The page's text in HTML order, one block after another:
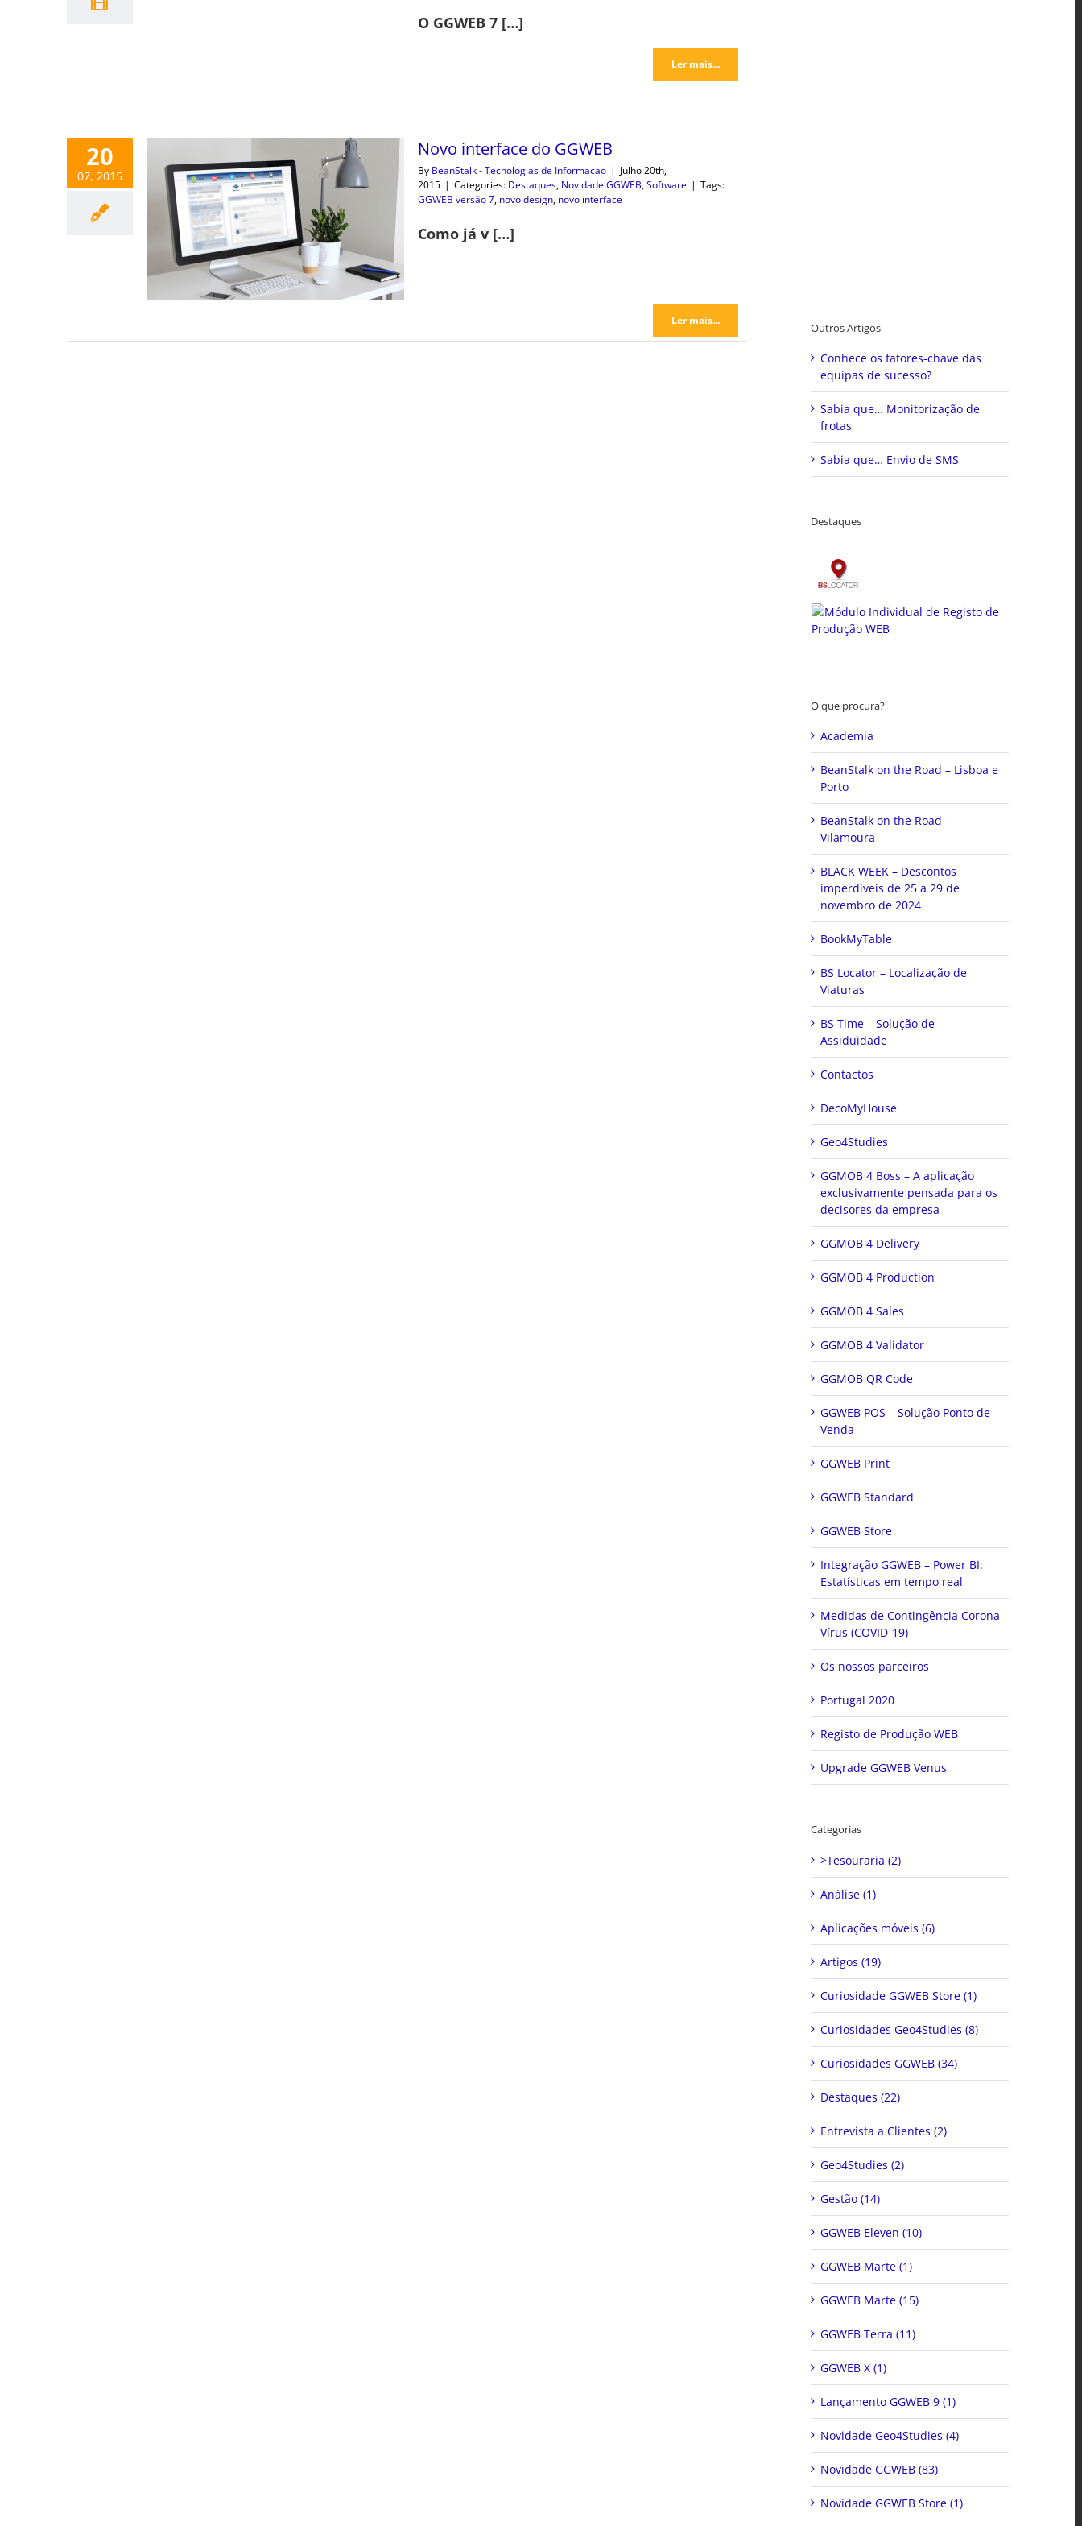
O GGWEB 7 […]
Ler mais...
20
07, 2015
Novo interface do GGWEB
By BeanStalk - Tecnologias de Informacao | Julho 20th,
2015 | Categories: Destaques, Novidade GGWEB,Software | Tags:
GGWEB versão 7, novo design, novo interface
Como já v […]
Ler mais...
Outros Artigos
Conhece os fatores-chave das
equipas de sucesso?
Sabia que… Monitorização de
frotas
Sabia que… Envio de SMS
Destaques
O que procura?
Academia
BeanStalk on the Road – Lisboa e
Porto
BeanStalk on the Road –
Vilamoura
BLACK WEEK – Descontos
imperdíveis de 25 a 29 de
novembro de 2024
BookMyTable
BS Locator – Localização de
Viaturas
BS Time – Solução de
Assiduidade
Contactos
DecoMyHouse
Geo4Studies
GGMOB 4 Boss – A aplicação
exclusivamente pensada para os
decisores da empresa
GGMOB 4 Delivery
GGMOB 4 Production
GGMOB 4 Sales
GGMOB 4 Validator
GGMOB QR Code
GGWEB POS – Solução Ponto de
Venda
GGWEB Print
GGWEB Standard
GGWEB Store
Integração GGWEB – Power BI:
Estatísticas em tempo real
Medidas de Contingência Corona
Vírus (COVID-19)
Os nossos parceiros
Portugal 2020
Registo de Produção WEB
Upgrade GGWEB Venus
Categorias
>Tesouraria (2)
Análise (1)
Aplicações móveis (6)
Artigos (19)
Curiosidade GGWEB Store (1)
Curiosidades Geo4Studies (8)
Curiosidades GGWEB (34)
Destaques (22)
Entrevista a Clientes (2)
Geo4Studies (2)
Gestão (14)
GGWEB Eleven (10)
GGWEB Marte (1)
GGWEB Marte (15)
GGWEB Terra (11)
GGWEB X (1)
Lançamento GGWEB 9 (1)
Novidade Geo4Studies (4)
Novidade GGWEB (83)
Novidade GGWEB Store (1)